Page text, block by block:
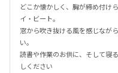
どこか懐かしく、胸が締め付け
イ・ビート。
窓から吹き抜ける風を感じなが
い。
読書や作業のお供に、そして寝
しください